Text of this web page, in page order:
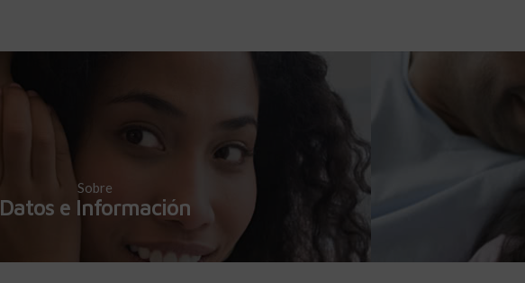
Sobre
Datos e Información